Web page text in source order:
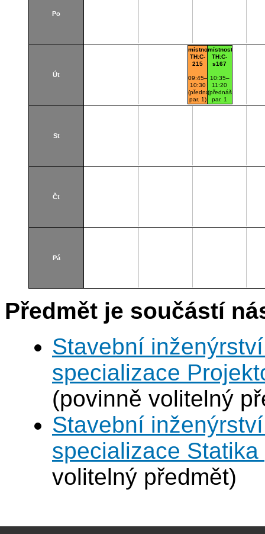
Po
Út
místnost
TH:C-
215
09:45–
10:30
(přednášková
par. 1)
Thákurova
místnost
TH:C-
s167
10:35–
11:20
(přednášková
par. 1
paralelka
St
Čt
Pá
Předmět je součástí
Stavební
specializace
(povinně volitelný
Stavební
specializace
volitelný předmět)